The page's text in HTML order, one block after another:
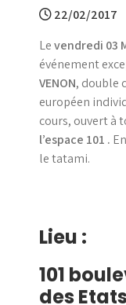
22/02/2017
Levendredi 03
événement
VENON, double
européen
cours, ouvert à
l’espace 101 .
le tatami.
Lieu :
101
des